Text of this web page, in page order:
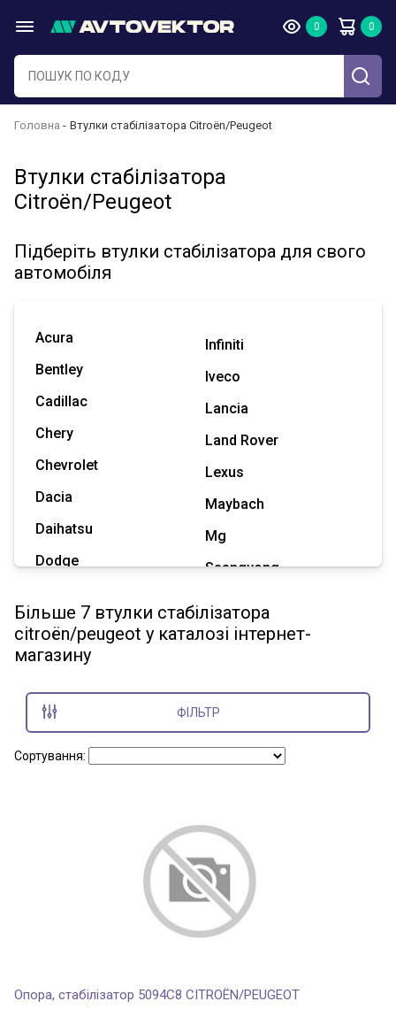
Головна Втулки стабілізатора Citroën/Peugeot
Втулки стабілізатора
Citroën/Peugeot
Підберіть втулки стабілізатора для свого
автомобіля
Acura
Bentley
Cadillac
Chery
Chevrolet
Dacia
Daihatsu
Dodge
Great Wall
Haval
Hummer
Infiniti
Iveco
Lancia
Land Rover
Lexus
Maybach
Mg
Ssangyong
Tesla
Більше 7 втулки стабілізатора
citroën/peugeot у каталозі інтернет-
магазину
ФІЛЬТР
Сортування:
Опора, стабілізатор 5094C8 CITROËN/PEUGEOT